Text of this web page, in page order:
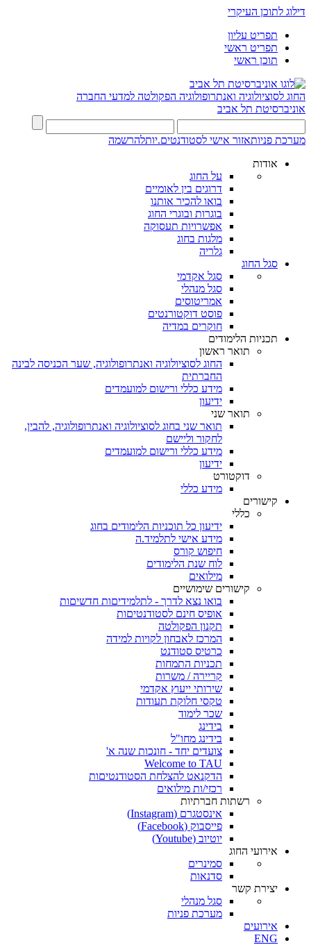
דילוג לתוכן העיקרי
תפריט עליון
תפריט ראשי
תוכן ראשי
החוג לסוציולוגיה ואנתרופולוגיה הפקולטה למדעי החברה
אוניברסיטת תל אביב
מערכת פניותאזור אישי לסטודנטים.יותלהרשמה
אודות
על החוג
דרוגים בין לאומיים
בואו להכיר אותנו
בוגרות ובוגרי החוג
אפשרויות תעסוקה
מלגות בחוג
גלריה
סגל החוג
סגל אקדמי
סגל מנהלי
אמריטוסים
פוסט דוקטורנטים
חוקרים במדיה
תכניות הלימודים
תואר ראשון
החוג לסוציולוגיה ואנתרופולוגיה, שער הכניסה לבינה
החברתית
מידע כללי ורישום למועמדים
ידיעון
תואר שני
תואר שני בחוג לסוציולוגיה ואנתרופולוגיה, להבין,
לחקור וליישם
מידע כללי ורישום למועמדים
ידיעון
דוקטורט
מידע כללי
קישורים
כללי
ידיעון כל תוכניות הלימודים בחוג
מידע אישי לתלמיד.ה
חיפוש קורס
לוח שנת הלימודים
מילואים
קישורים שימושיים
בואו נצא לדרך - לתלמידיםות חדשיםות
אופיס חינם לסטודנטיםות
תקנון הפקולטה
המרכז לאבחון לקויות למידה
כרטיס סטודנט
תכניות התמחות
קריירה / משרות
שירותי ייעוץ אקדמי
טקסי חלוקת תעודות
שכר לימוד
בידינג
בידינג מחו"ל
צועדים יחד - חונכות שנה א'
Welcome to TAU
הדקנאט להצלחת הסטודנטיםות
רכזי/ות מילואים
רשתות חברתיות
אינסטגרם (Instagram)
פייסבוק (Facebook)
יוטיוב (Youtube)
אירועי החוג
סמינרים
סדנאות
יצירת קשר
סגל מנהלי
מערכת פניות
אירועים
ENG